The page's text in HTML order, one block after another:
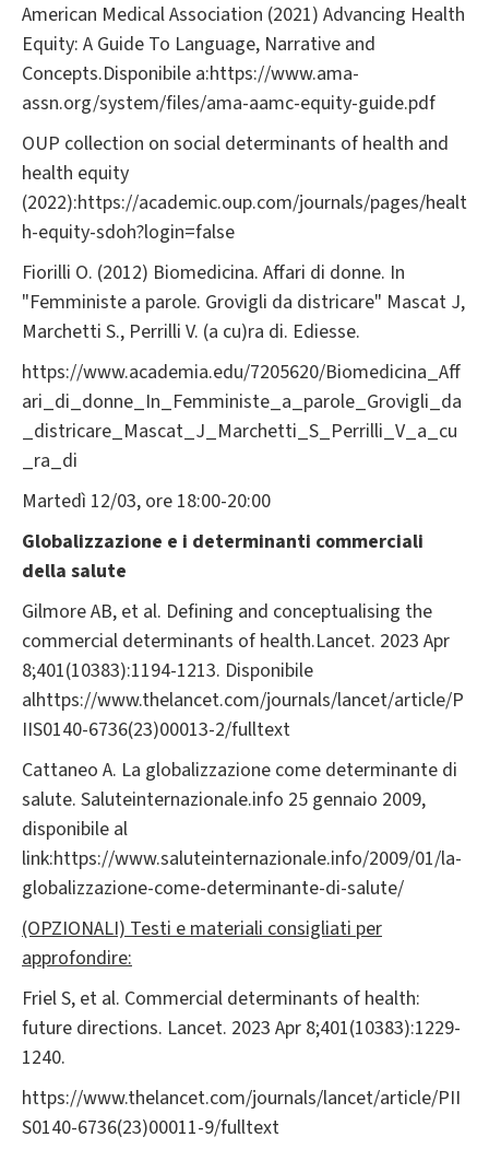
American Medical Association (2021) Advancing Health
Equity: A Guide To Language, Narrative and
Concepts.Disponibile a:https://www.ama-
assn.org/system/files/ama-aamc-equity-guide.pdf
OUP collection on social determinants of health and
health equity
(2022):https://academic.oup.com/journals/pages/healt
h-equity-sdoh?login=false
Fiorilli O. (2012) Biomedicina. Affari di donne. In
"Femministe a parole. Grovigli da districare" Mascat J,
Marchetti S., Perrilli V. (a cu)ra di. Ediesse.
https://www.academia.edu/7205620/Biomedicina_Aff
ari_di_donne_In_Femministe_a_parole_Grovigli_da
_districare_Mascat_J_Marchetti_S_Perrilli_V_a_cu
_ra_di
Martedì 12/03, ore 18:00-20:00
Globalizzazione e i determinanti commerciali
della salute
Gilmore AB, et al. Defining and conceptualising the
commercial determinants of health.Lancet. 2023 Apr
8;401(10383):1194-1213. Disponibile
alhttps://www.thelancet.com/journals/lancet/article/P
IIS0140-6736(23)00013-2/fulltext
Cattaneo A. La globalizzazione come determinante di
salute. Saluteinternazionale.info 25 gennaio 2009,
disponibile al
link:https://www.saluteinternazionale.info/2009/01/la-
globalizzazione-come-determinante-di-salute/
(OPZIONALI) Testi e materiali consigliati per
approfondire:
Friel S, et al. Commercial determinants of health:
future directions. Lancet. 2023 Apr 8;401(10383):1229-
1240.
https://www.thelancet.com/journals/lancet/article/PII
S0140-6736(23)00011-9/fulltext